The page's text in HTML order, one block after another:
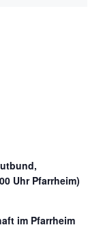
Uhr Pfarrheim)
im Pfarrheim